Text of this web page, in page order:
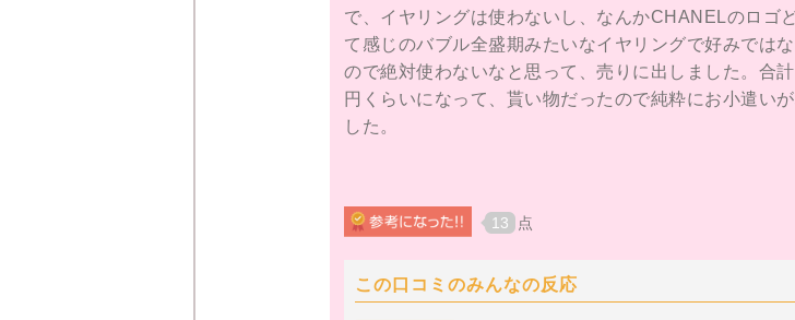
で、イヤリングは使わないし、なんかCHANELのロゴ
て感じのバブル全盛期みたいなイヤリングで好みでは
ので絶対使わないなと思って、売りに出しました。合
円くらいになって、貰い物だったので純粋にお小遣いが
した。
銀座パリスは、ネットで宅配買取のことを調べた時に
グに出てきたので、その時に初めて名前を知りました。
りにも大手の有名店だと、足元見られるってか、いい買
じだと思います。
13 点
この口コミのみんなの反応